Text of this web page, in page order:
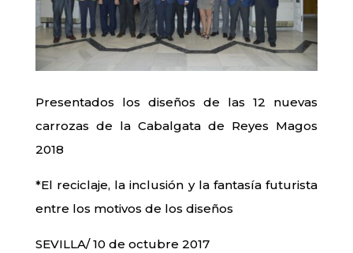
Presentados los diseños de las 12 nuevas
carrozas de la Cabalgata de Reyes Magos
2018
*El reciclaje, la inclusión y la fantasía futurista
entre los motivos de los diseños
SEVILLA/ 10 de octubre 2017